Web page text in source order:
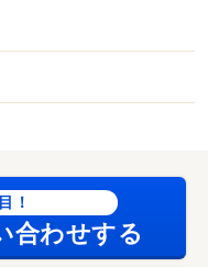
！
合わせする